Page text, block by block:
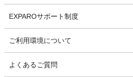
EXPAROサポート制度
ご利用環境について
よくあるご質問